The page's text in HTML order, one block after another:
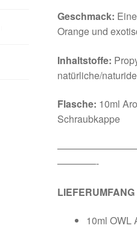
Geschmack:
Orange und
Inhaltstoffe:
natürliche/
Flasche: 10ml
Schraubkappe
————-
LIEFERUMFANG
10ml OWL